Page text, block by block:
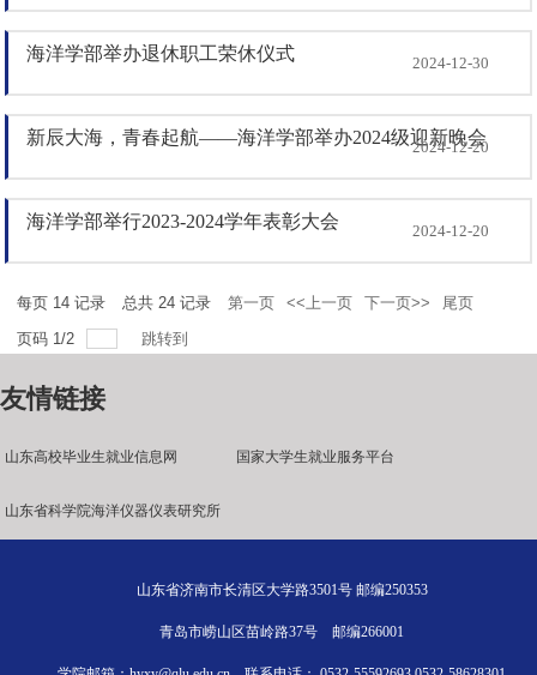
海洋学部举办退休职工荣休仪式 2024-12-30
新辰大海，青春起航——海洋学部举办2024级迎新晚会
2024-12-20
海洋学部举行2023-2024学年表彰大会 2024-12-20
每页 14 记录 总共24 记录 第一页 <<上一页 下一页>>
尾页
页码 1/2 跳转到
友情链接
山东高校毕业生就业信息网 国家大学生就业服务平台
山东省科学院海洋仪器仪表研究所
山东省济南市长清区大学路3501号 邮编250353
青岛市崂山区苗岭路37号 邮编266001